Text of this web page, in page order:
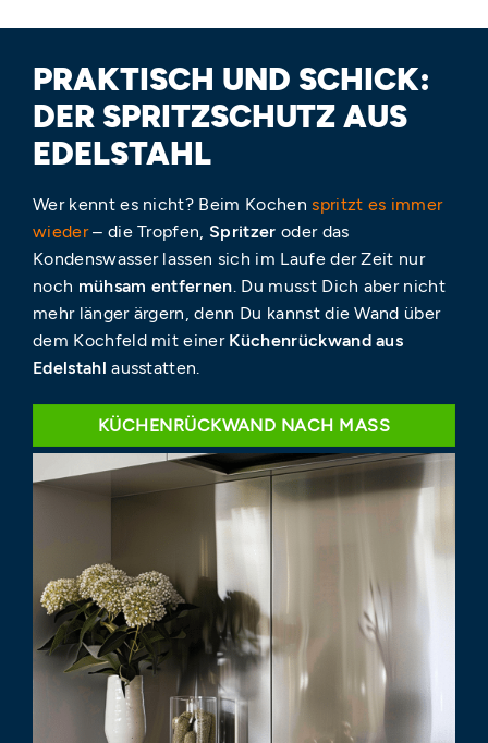
PRAKTISCH UND SCHICK:
DER SPRITZSCHUTZ AUS
EDELSTAHL
Wer kennt es nicht? Beim Kochenspritzt es immer
wieder– die Tropfen,Spritzer oder das
Kondenswasser lassen sich im Laufe der Zeit nur
noch mühsam entfernen. Du musst Dich aber nicht
mehr länger ärgern, denn Du kannst die Wand über
dem Kochfeld mit einer Küchenrückwand aus
Edelstahlausstatten.
KÜCHENRÜCKWAND NACH MASS